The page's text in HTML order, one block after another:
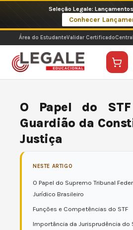
o
conteúdo
Seleção Legale:
Conhecer
Área do EstudanteValidar Certificado
O Papel do
Guardião da
Justiça
NESTE ARTIGO
O Papel do Supremo Tribunal
Jurídico Brasileiro
Funções e Competências do STF
Importância da Jurisprudência do